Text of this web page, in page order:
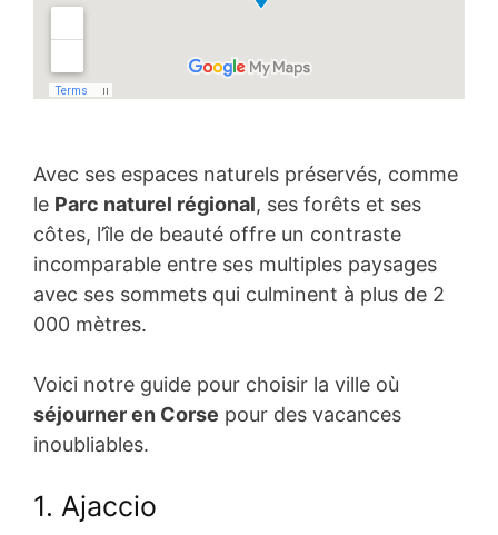
Avec ses espaces naturels préservés, comme
le Parc naturel régional, ses forêts et ses
côtes, l’île de beauté offre un contraste
incomparable entre ses multiples paysages
avec ses sommets qui culminent à plus de 2
000 mètres.
Voici notre guide pour choisir la ville où
séjourner en Corse pour des vacances
inoubliables.
1. Ajaccio